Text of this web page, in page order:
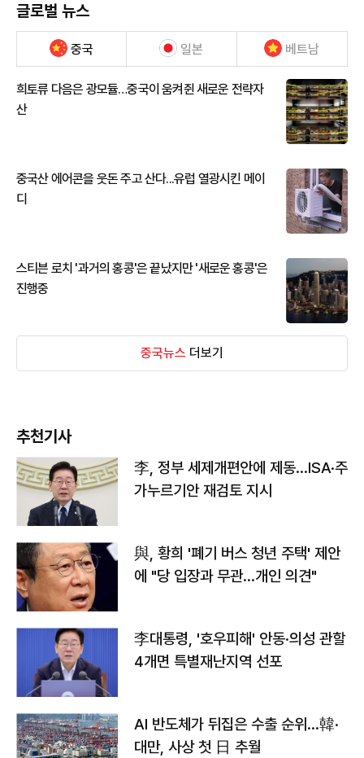
글로벌 뉴스
중국 일본 베트남
희토류 다음은 광모듈…중국이 움켜쥔 새로운 전략자
산
중국산 에어콘을 웃돈 주고 산다...유럽 열광시킨 메이
디
스티븐 로치 '과거의 홍콩'은 끝났지만 '새로운 홍콩'은
진행중
중국뉴스 더보기
추천기사
李, 정부 세제개편안에 제동…ISA·주
가누르기안 재검토 지시
與, 황희 '폐기 버스 청년 주택' 제안
에 "당 입장과 무관…개인 의견"
李대통령, '호우피해' 안동·의성 관할
4개면 특별재난지역 선포
AI 반도체가 뒤집은 수출 순위…韓·
대만, 사상 첫 日 추월